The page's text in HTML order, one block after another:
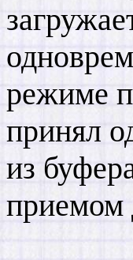
режиме
принял
из
приемом